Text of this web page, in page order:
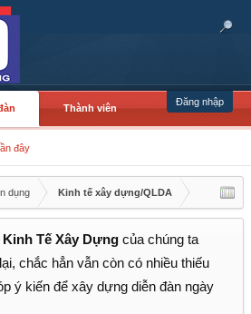
Đăng nhập
đây
Thành viên
dụng Kinh tế xây dựng/QLDA
Kinh Tế Xây Dựng của chúng ta
chắc hẳn vẫn còn có nhiều thiếu
ý kiến để xây dựng diễn đàn ngày